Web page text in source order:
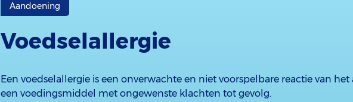
Aandoening
Voedselallergie
Een voedselallergie is een onverwachte en niet voorspelbare reactie van het
een voedingsmiddel met ongewenste klachten tot gevolg.